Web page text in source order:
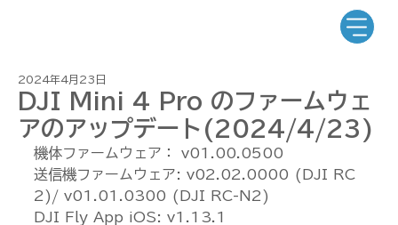
DJI Mini 4 Pro のファームウェ
アのアップデート(2024/4/23)
2024年4月23日
機体ファームウェア： v01.00.0500
送信機ファームウェア: v02.02.0000 (DJI RC
2)/ v01.01.0300 (DJI RC-N2)
DJI Fly App iOS: v1.13.1